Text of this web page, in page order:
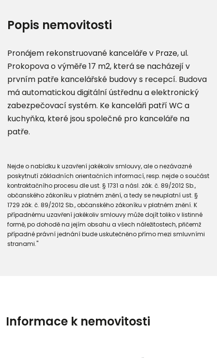
Popis nemovitosti
Pronájem rekonstruované kanceláře v Praze, ul.
Prokopova o výměře 17 m2, která se nacházejí v
prvním patře kancelářské budovy s recepcí. Budova
má automatickou digitální ústřednu a elektronický
zabezpečovací systém. Ke kanceláři patří WC a
kuchyňka, které jsou společné pro kanceláře na
patře.
Nejde o nabídku k uzavření jakékoliv smlouvy, ale o nezávazné
poskytnutí základních orientačních informací, resp. nejde o součást
kontraktačního procesu dle ust. § 1731 a násl. zák. č. 89/2012 Sb.,
občanského zákoníku v platném znění, a tedy se neuplatní ust. §
1729 zák. č. 89/2012 Sb., občanského zákoníku v platném znění. K
případnému uzavření jakékoliv smlouvy může dojít toliko v listinné
formě, po dohodě na jejím obsahu a všech náležitostech, přičemž
případné právní jednání bude uskutečněno přímo mezi smluvními
stranami."
Informace k nemovitosti